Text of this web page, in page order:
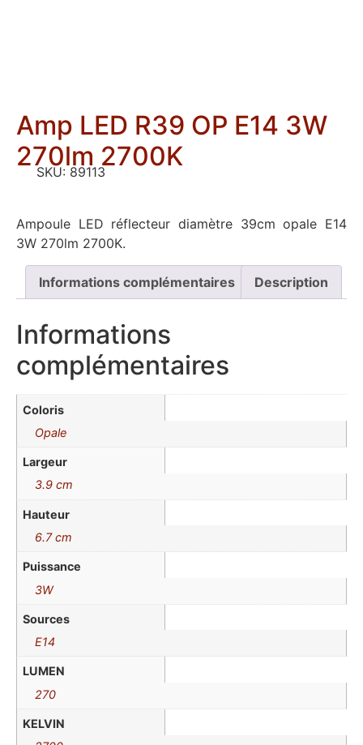
Amp LED R39 OP E14 3W
270lm 2700K
SKU: 89113
Ampoule LED réflecteur diamètre 39cm opale E14
3W 270lm 2700K.
Informations complémentaires Description
Informations
complémentaires
Coloris
Opale
Largeur
3.9 cm
Hauteur
6.7 cm
Puissance
3W
Sources
E14
LUMEN
270
KELVIN